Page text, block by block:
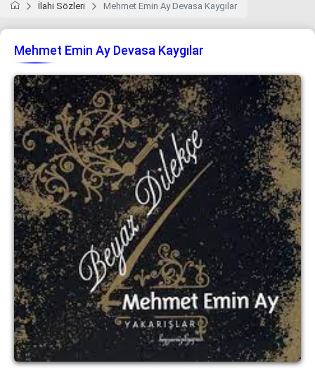
İlahi Sözleri Mehmet Emin Ay Devasa Kaygılar
Mehmet Emin Ay Devasa Kaygılar